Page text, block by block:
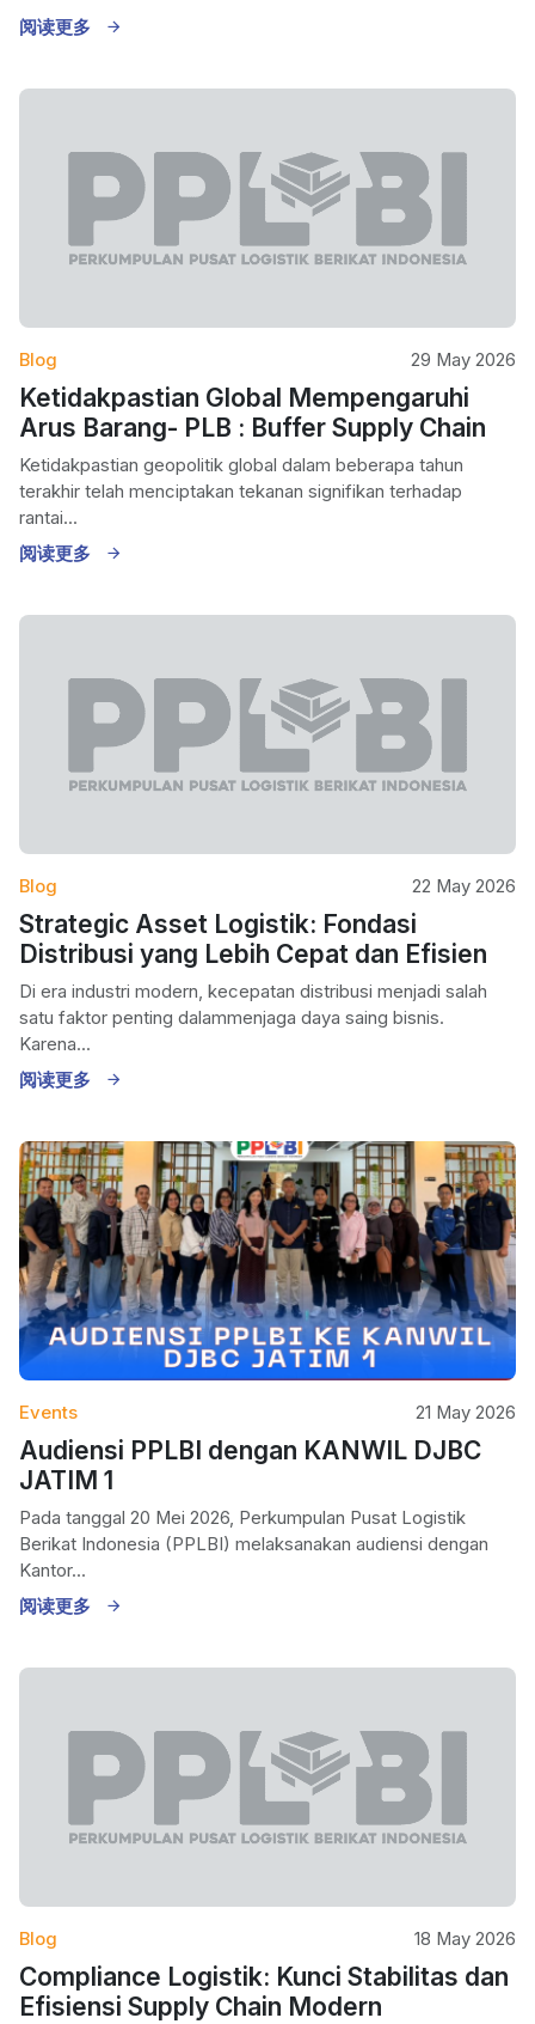
阅读更多
Blog 29 May 2026
Ketidakpastian Global Mempengaruhi
Arus Barang- PLB : Buffer Supply Chain
Ketidakpastian geopolitik global dalam beberapa tahun
terakhir telah menciptakan tekanan signifikan terhadap
rantai...
阅读更多
Blog 22 May 2026
Strategic Asset Logistik: Fondasi
Distribusi yang Lebih Cepat dan Efisien
Di era industri modern, kecepatan distribusi menjadi salah
satu faktor penting dalammenjaga daya saing bisnis.
Karena...
阅读更多
Events 21 May 2026
Audiensi PPLBI dengan KANWIL DJBC
JATIM 1
Pada tanggal 20 Mei 2026, Perkumpulan Pusat Logistik
Berikat Indonesia (PPLBI) melaksanakan audiensi dengan
Kantor...
阅读更多
Blog 18 May 2026
Compliance Logistik: Kunci Stabilitas dan
Efisiensi Supply Chain Modern